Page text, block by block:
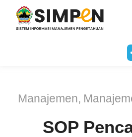
Manajemen,
SOP